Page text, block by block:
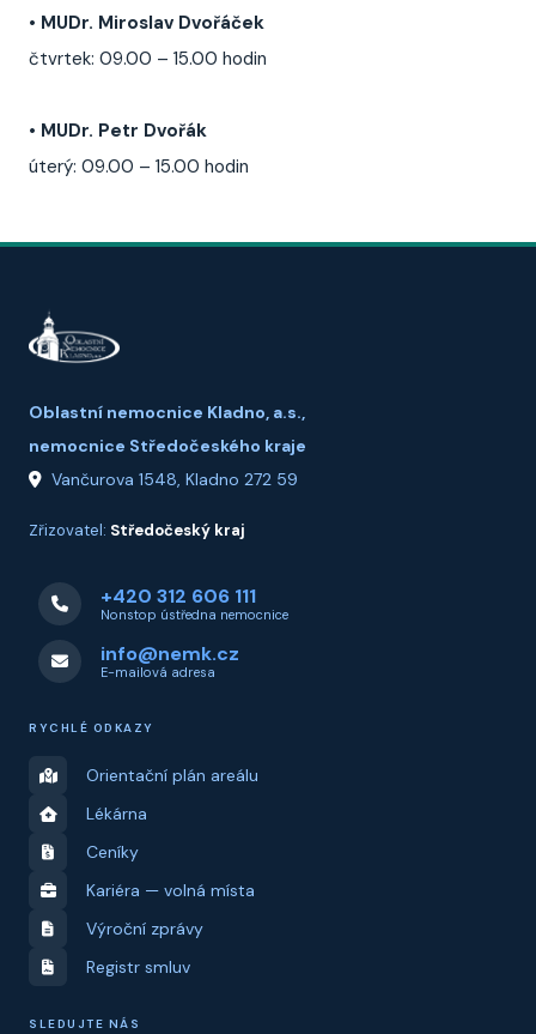
• MUDr. Miroslav Dvořáček
čtvrtek: 09.00 – 15.00 hodin
• MUDr. Petr Dvořák
úterý: 09.00 – 15.00 hodin
Oblastní nemocnice Kladno, a.s.,
nemocnice Středočeského kraje
Vančurova 1548, Kladno 272 59
Zřizovatel: Středočeský kraj
+420 312 606 111
Nonstop ústředna nemocnice
info@nemk.cz
E-mailová adresa
RYCHLÉ ODKAZY
Orientační plán areálu
Lékárna
Ceníky
Kariéra — volná místa
Výroční zprávy
Registr smluv
SLEDUJTE NÁS